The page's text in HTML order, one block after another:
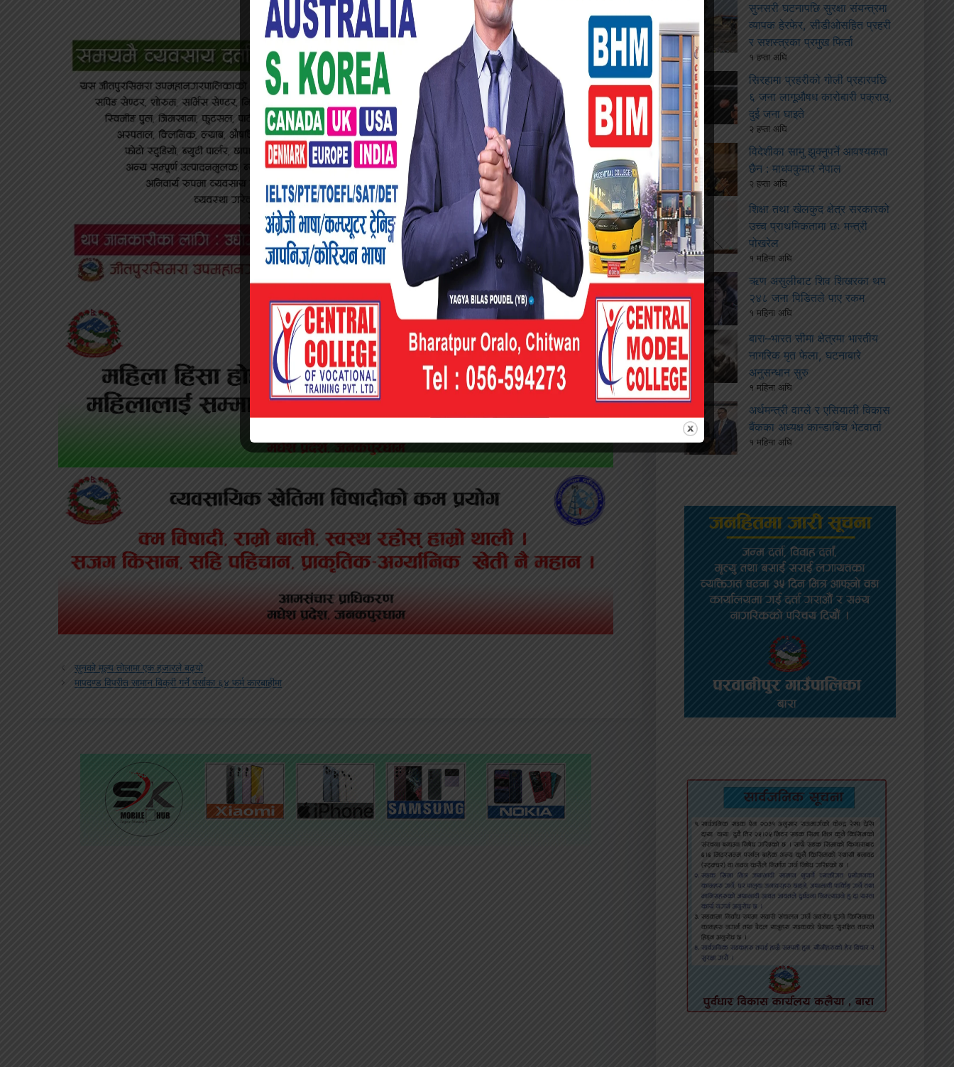
सुनको मूल्य तोलामा एक हजारले बढ्यो
मापदण्ड विपरीत सामान बिक्री गर्ने पर्साका ६४ फर्म कारबाहीमा
सुनसरी घटनापछि सुरक्षा संयन्त्रमा
व्यापक हेरफेर, सीडीओसहित प्रहरी
र सशस्त्रका प्रमुख फिर्ता
१ हप्ता अघि
सिरहामा प्रहरीको गोली प्रहारपछि
६ जना लागूऔषध कारोबारी पक्राउ,
दुई जना घाइते
२ हप्ता अघि
विदेशीका सामु झुक्नुपर्ने आवश्यकता
छैन : माधवकुमार नेपाल
२ हप्ता अघि
शिक्षा तथा खेलकुद क्षेत्र सरकारको
उच्च प्राथमिकतामा छः मन्त्री
पोखरेल
१ महिना अघि
ऋण असुलीबाट शिव शिखरका थप
२४८ जना पिडितले पाए रकम
१ महिना अघि
बारा–भारत सीमा क्षेत्रमा भारतीय
नागरिक मृत फेला, घटनाबारे
अनुसन्धान सुरु
१ महिना अघि
अर्थमन्त्री वाग्ले र एसियाली विकास
बैंकका अध्यक्ष कान्डाबिच भेटवार्ता
१ महिना अघि